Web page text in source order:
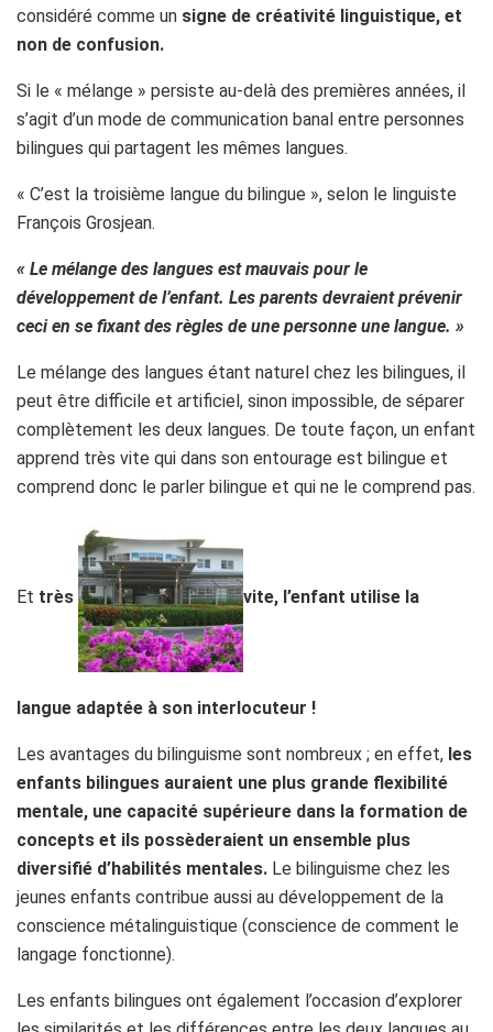
considéré comme un signe de créativité linguistique, et
non de confusion.
Si le « mélange » persiste au-delà des premières années, il
s’agit d’un mode de communication banal entre personnes
bilingues qui partagent les mêmes langues.
« C’est la troisième langue du bilingue », selon le linguiste
François Grosjean.
« Le mélange des langues est mauvais pour le
développement de l’enfant. Les parents devraient prévenir
ceci en se fixant des règles de une personne une langue. »
Le mélange des langues étant naturel chez les bilingues, il
peut être difficile et artificiel, sinon impossible, de séparer
complètement les deux langues. De toute façon, un enfant
apprend très vite qui dans son entourage est bilingue et
comprend donc le parler bilingue et qui ne le comprend pas.
Et très vite, l’enfant utilise la
langue adaptée à son interlocuteur !
Les avantages du bilinguisme sont nombreux ; en effet, les
enfants bilingues auraient une plus grande flexibilité
mentale, une capacité supérieure dans la formation de
concepts et ils possèderaient un ensemble plus
diversifié d’habilités mentales. Le bilinguisme chez les
jeunes enfants contribue aussi au développement de la
conscience métalinguistique (conscience de comment le
langage fonctionne).
Les enfants bilingues ont également l’occasion d’explorer